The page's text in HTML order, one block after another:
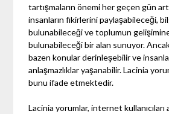
tartışmaların önemi her geçen gün
insanların fikirlerini paylaşabileceği,
bulunabileceği ve toplumun
bulunabileceği bir alan sunuyor.
bazen konular derinleşebilir ve
anlaşmazlıklar yaşanabilir. Lacinia
bunu ifade etmektedir.
Lacinia yorumlar, internet kullanıcıları